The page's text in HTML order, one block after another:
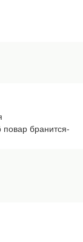
бранится-